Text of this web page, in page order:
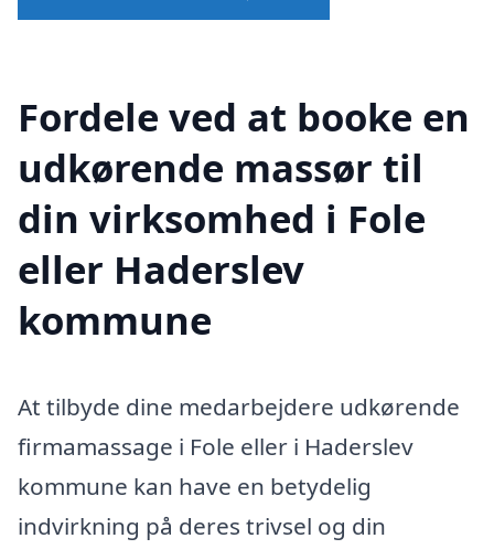
Fordele ved at booke en
udkørende massør til
din virksomhed i Fole
eller Haderslev
kommune
At tilbyde dine medarbejdere udkørende
firmamassage i Fole eller i Haderslev
kommune kan have en betydelig
indvirkning på deres trivsel og din